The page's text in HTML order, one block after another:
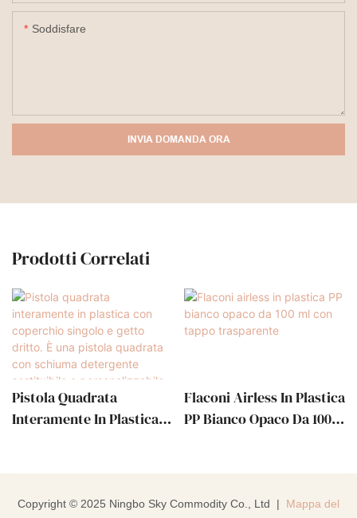
Soddisfare
INVIA DOMANDA ORA
Prodotti Correlati
Pistola Quadrata
Interamente In Plastica
Schiuma Detergente
Flaconi Airless In Plastica
PP Bianco Opaco Da 100
Copyright © 2025 Ningbo Sky Commodity Co., Ltd |
Mappa del